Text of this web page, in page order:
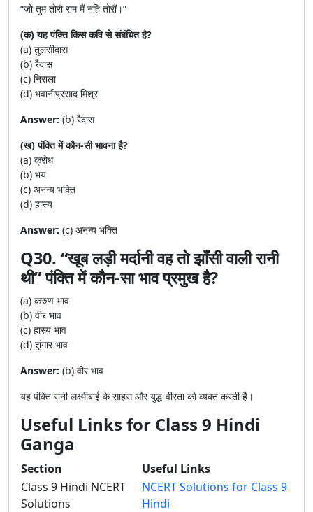
“जो तुम तोरौ राम मैं नहि तोरौं।”
(क) यह पंक्ति किस कवि से संबंधित है?
(a) तुलसीदास
(b) रैदास
(c) निराला
(d) भवानीप्रसाद मिश्र
Answer: (b) रैदास
(ख) पंक्ति में कौन-सी भावना है?
(a) क्रोध
(b) भय
(c) अनन्य भक्ति
(d) हास्य
Answer: (c) अनन्य भक्ति
Q30. “खूब लड़ी मर्दानी वह तो झाँसी वाली रानी
थी” पंक्ति में कौन-सा भाव प्रमुख है?
(a) करुण भाव
(b) वीर भाव
(c) हास्य भाव
(d) शृंगार भाव
Answer: (b) वीर भाव
यह पंक्ति रानी लक्ष्मीबाई के साहस और युद्ध-वीरता को व्यक्त करती है।
Useful Links for Class 9 Hindi
Ganga
Section
Useful Links
Class 9 Hindi NCERT
Solutions
NCERT Solutions for Class 9
Hindi